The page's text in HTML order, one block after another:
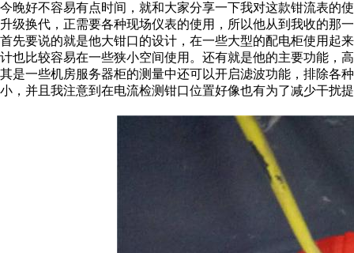
今晚好不容易有点时间，就和大家分享一下我对这款钳流表的
升级换代，正需要各种现场仪表的使用，所以他从到我收的那
首先要说的就是他大钳口的设计，在一些大型的配电柜使用起
计也比较容易在一些狭小空间使用。还有就是他的主要功能，
其是一些机房服务器柜的测量中还可以开启滤波功能，排除各
小，并且我注意到在电流检测钳口位置好像也有为了减少干扰